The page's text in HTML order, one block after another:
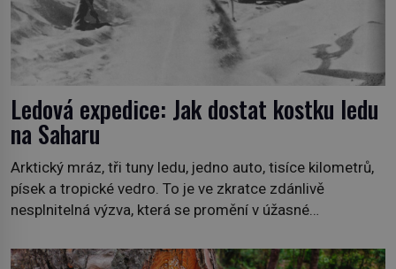
Ledová expedice: Jak dostat kostku ledu
na Saharu
Arktický mráz, tři tuny ledu, jedno auto, tisíce kilometrů,
písek a tropické vedro. To je ve zkratce zdánlivě
nesplnitelná výzva, která se promění v úžasné
na podzim 1958 jako hec. Rádio Luxembourg přichází s